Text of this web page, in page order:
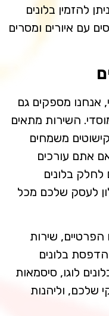
להזמין בלונים
עם איורים ומסרים
אנחנו מספקים גם
השירות מתאים
משמחים
אתם עורכים
בלונים
לעסק שלכם מכל
הפרטיים, שירות
הדפסת בלונים
לוגו, סיסמאות
שלכם, וליהנות